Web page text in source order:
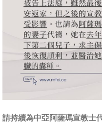
請持續為中亞阿薩瑪宣教士